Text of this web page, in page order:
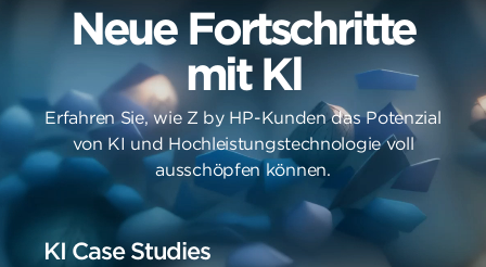
Neue Fortschritte
mit Kl
Erfahren Sie, wie Z by HP-Kunden das Potenzial
von KI und Hochleistungstechnologie voll
ausschöpfen können.
KI Case Studies